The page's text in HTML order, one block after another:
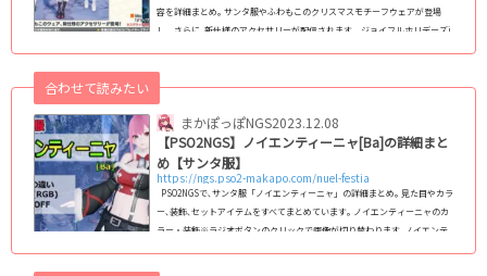
容を詳細まとめ｡ サンタ服やふわもこのクリスマスモチーフウェアが登場
し、さらに､新仕様のアクセサリーが配信されます｡ ジョイフルホリデーズj
グ) 画像サイズ変更60px 80px 100px 128px (C)SEGA 回数ボーナ...
まかぽっぽNGS
合わせて読みたい
2023.12.08
【PSO2NGS】ノイエンティーニャ[Ba]の詳細まと
め【サンタ服】
https://ngs.pso2-makapo.com/nuel-festia
PSO2NGSで､サンタ服「ノイエンティーニャ」の詳細まとめ｡ 見た目やカラ
ー､装飾､セットアイテムをすべてまとめています｡ ノイエンティーニャのカ
ラー・装飾※ラジオボタンのクリックで画像が切り替わります｡ノイエンテ